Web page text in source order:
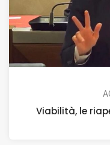
Viabilità, le